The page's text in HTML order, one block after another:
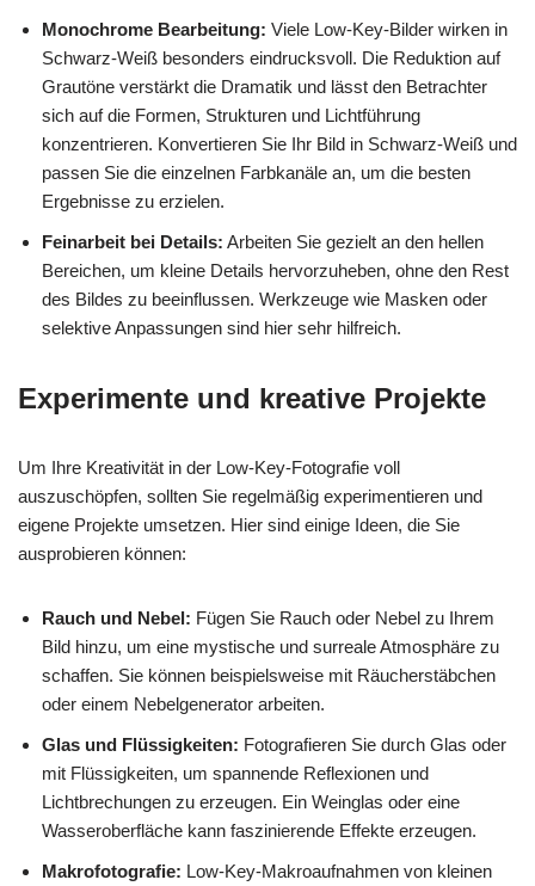
Monochrome Bearbeitung: Viele Low-Key-Bilder wirken in
Schwarz-Weiß besonders eindrucksvoll. Die Reduktion auf
Grautöne verstärkt die Dramatik und lässt den Betrachter
sich auf die Formen, Strukturen und Lichtführung
konzentrieren. Konvertieren Sie Ihr Bild in Schwarz-Weiß und
passen Sie die einzelnen Farbkanäle an, um die besten
Ergebnisse zu erzielen.
Feinarbeit bei Details: Arbeiten Sie gezielt an den hellen
Bereichen, um kleine Details hervorzuheben, ohne den Rest
des Bildes zu beeinflussen. Werkzeuge wie Masken oder
selektive Anpassungen sind hier sehr hilfreich.
Experimente und kreative Projekte
Um Ihre Kreativität in der Low-Key-Fotografie voll
auszuschöpfen, sollten Sie regelmäßig experimentieren und
eigene Projekte umsetzen. Hier sind einige Ideen, die Sie
ausprobieren können:
Rauch und Nebel: Fügen Sie Rauch oder Nebel zu Ihrem
Bild hinzu, um eine mystische und surreale Atmosphäre zu
schaffen. Sie können beispielsweise mit Räucherstäbchen
oder einem Nebelgenerator arbeiten.
Glas und Flüssigkeiten: Fotografieren Sie durch Glas oder
mit Flüssigkeiten, um spannende Reflexionen und
Lichtbrechungen zu erzeugen. Ein Weinglas oder eine
Wasseroberfläche kann faszinierende Effekte erzeugen.
Makrofotografie: Low-Key-Makroaufnahmen von kleinen